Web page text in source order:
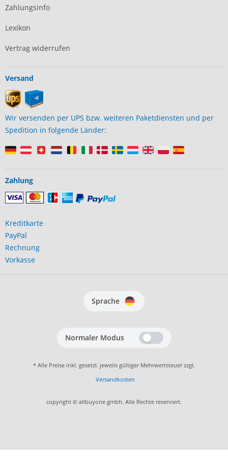
Zahlungsinfo
Lexikon
Vertrag widerrufen
Versand
Wir versenden per UPS bzw. weiteren Paketdiensten und per
Spedition in folgende Länder:
Zahlung
Kreditkarte
PayPal
Rechnung
Vorkasse
Sprache
Normaler Modus
* Alle Preise inkl. gesetzl. jeweils gültiger Mehrwertsteuer zzgl.
Versandkosten
copyright © allbuyone gmbh. Alle Rechte reserviert.